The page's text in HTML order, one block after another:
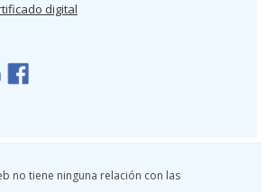
digital
no tiene ninguna relación con las